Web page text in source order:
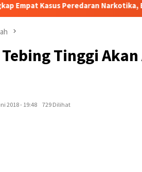
Peredaran Narkotika, Empat
Tinggi
2018 - 19:48
729 Dilihat